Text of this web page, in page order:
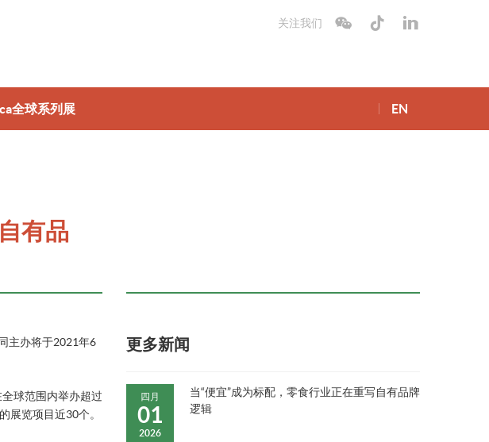
关注我们
全球系列展 EN
有品
主办将于2021年6
球范围内举办超过
展览项目近30个。
更多新闻
四月
01
2026
当“便宜”成为标配，零食行业正在重写自有品牌
逻辑